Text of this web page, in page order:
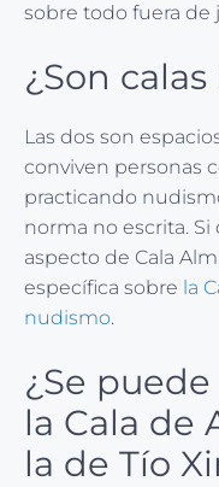
sobre todo fuera de
¿Son
Las dos son
conviven personas
practicando
norma no escrita.
aspecto de Cala
específica sobre la
nudismo.
¿Se
la Cala de
la de Tío